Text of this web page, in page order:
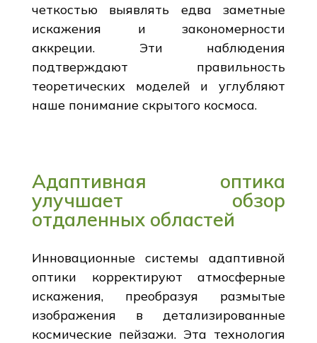
четкостью выявлять едва заметные
искажения и закономерности
аккреции. Эти наблюдения
подтверждают правильность
теоретических моделей и углубляют
наше понимание скрытого космоса.
Адаптивная оптика
улучшает обзор
отдаленных областей
Инновационные системы адаптивной
оптики корректируют атмосферные
искажения, преобразуя размытые
изображения в детализированные
космические пейзажи. Эта технология